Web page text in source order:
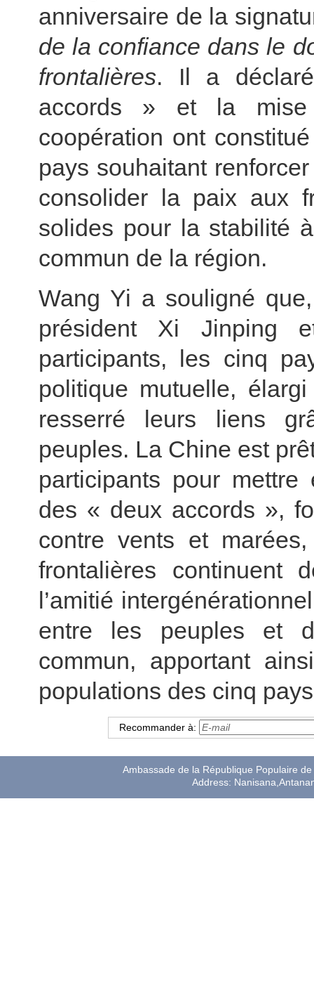
anniversaire de la
de la confiance dans le
frontalières. Il a
accords » et la
coopération ont
pays souhaitant
consolider la paix aux
solides pour la stabilité
commun de la région.
Wang Yi a souligné
président Xi Jinping
participants, les cinq
politique mutuelle,
resserré leurs liens
peuples. La Chine est
participants pour mettre
des « deux accords »,
contre vents et
frontalières continuent
l’amitié
entre les peuples et
commun, apportant
populations des cinq
Recommander à:
Ambassade de la République Populaire
Address: